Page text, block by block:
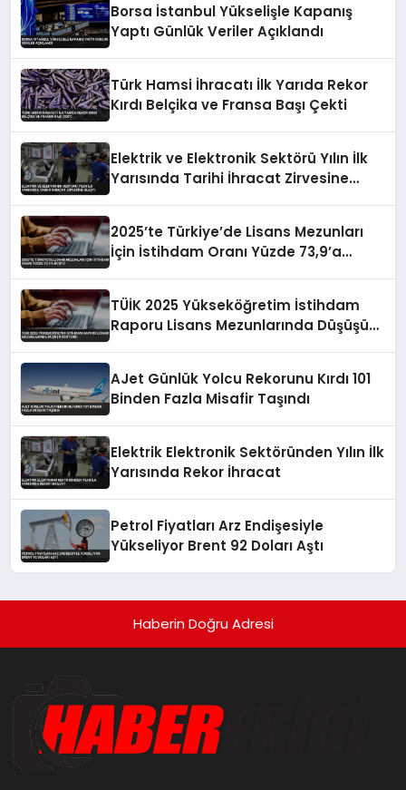
Borsa İstanbul Yükselişle Kapanış
Yaptı Günlük Veriler Açıklandı
Türk Hamsi İhracatı İlk Yarıda Rekor
Kırdı Belçika ve Fransa Başı Çekti
Elektrik ve Elektronik Sektörü Yılın İlk
Yarısında Tarihi İhracat Zirvesine
2025’te Türkiye’de Lisans Mezunları
İçin İstihdam Oranı Yüzde 73,9’a
TÜİK 2025 Yükseköğretim İstihdam
Raporu Lisans Mezunlarında Düşüşü
AJet Günlük Yolcu Rekorunu Kırdı 101
Binden Fazla Misafir Taşındı
Elektrik Elektronik Sektöründen Yılın İlk
Yarısında Rekor İhracat
Petrol Fiyatları Arz Endişesiyle
Yükseliyor Brent 92 Doları Aştı
Haberin Doğru Adresi